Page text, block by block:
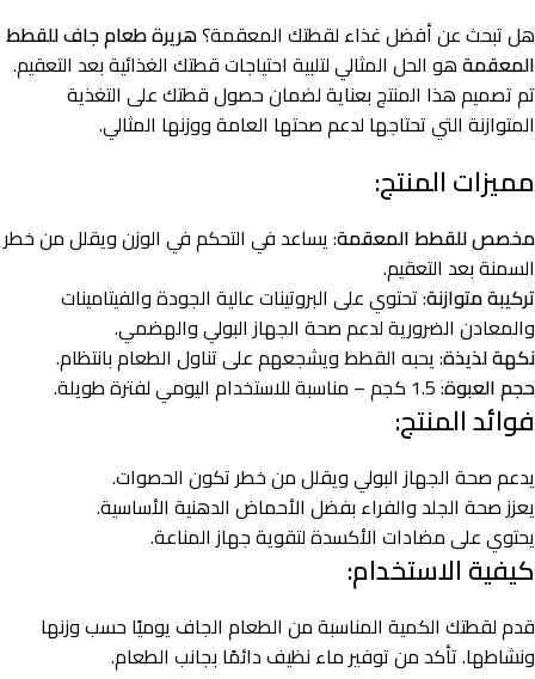
هل تبحث عن أفضل غذاء لقطتك المعقمة؟هريرة طعام جاف للقطط
المعقمةهو الحل المثالي لتلبية احتياجات قطتك الغذائية بعد التعقيم.
تم تصميم هذا المنتج بعناية لضمان حصول قطتك على التغذية
المتوازنة التي تحتاجها لدعم صحتها العامة ووزنها المثالي.
مميزات المنتج:
مخصص للقطط المعقمة: يساعد في التحكم في الوزن ويقلل من خطر
السمنة بعد التعقيم.
تركيبة متوازنة: تحتوي على البروتينات عالية الجودة والفيتامينات
والمعادن الضرورية لدعم صحة الجهاز البولي والهضمي.
نكهة لذيذة: يحبه القطط ويشجعهم على تناول الطعام بانتظام.
حجم العبوة: 1.5 كجم – مناسبة للاستخدام اليومي لفترة طويلة.
فوائد المنتج:
يدعم صحة الجهاز البولي ويقلل من خطر تكون الحصوات.
يعزز صحة الجلد والفراء بفضل الأحماض الدهنية الأساسية.
يحتوي على مضادات الأكسدة لتقوية جهاز المناعة.
كيفية الاستخدام:
قدم لقطتك الكمية المناسبة من الطعام الجاف يوميًا حسب وزنها
ونشاطها. تأكد من توفير ماء نظيف دائمًا بجانب الطعام.